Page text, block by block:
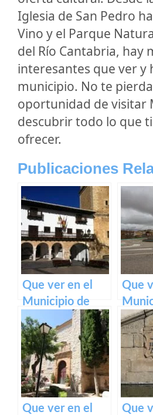
Iglesia de San Pedro
Vino y el Parque
del Río Cantabria, hay
interesantes que ver y
municipio. No te
oportunidad de visitar
descubrir todo lo que
ofrecer.
Publicaciones
Que ver en el
Municipio de
Tarazona de la
Mancha en
Castilla La
Mancha
Que
la
Que ver en el
Que